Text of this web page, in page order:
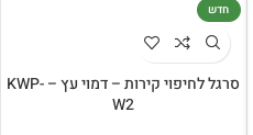
חדש
סרגל לחיפוי קירות – דמוי עץ – KWP-
W2